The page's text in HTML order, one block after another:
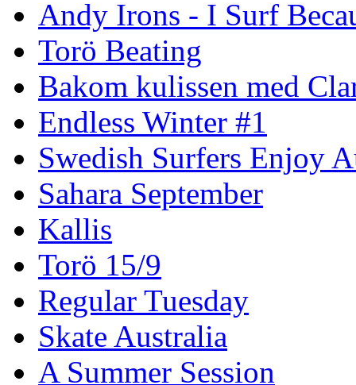
Andy Irons - I Surf
Torö Beating
Bakom kulissen med
Endless Winter #1
Swedish Surfers Enjoy
Sahara September
Kallis
Torö 15/9
Regular Tuesday
Skate Australia
A Summer Session